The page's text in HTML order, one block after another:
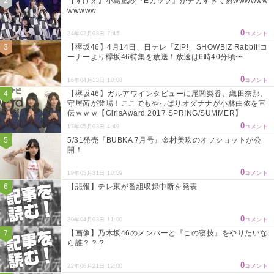
wwwww
24年02月08日 7:45 0コメント
【欅坂46】4月14日、日テレ「ZIP!」SHOWBIZ Rabbit!コ
ーナーより欅坂46特集を放送！放送は6時40分頃〜
16年04月13日 10:08 0コメント
【欅坂46】ガルアワインタビューに尾関梨香、織田奈那、
守屋茜が登場！ここでもやっぱりオダナナが小林由依を宣
伝ｗｗｗ【GirlsAward 2017 SPRING/SUMMER】
17年05月03日 4:49 0コメント
5/31発売『BUBKA 7月号』金村美玖のオフショットが公
開！
19年05月31日 10:59 0コメント
【悲報】テレ東が番組収録中断を発表
20年04月03日 11:00 0コメント
【画像】乃木坂46のメンバーと『この寝技』をやりたいな
ら誰？？？
22年06月21日 12:00 0コメント